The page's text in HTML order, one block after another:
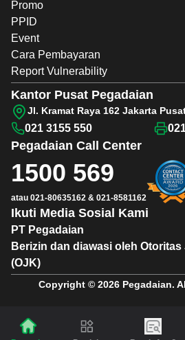
Promo
PPID
Event
Cara Pembayaran
Report Vulnerability
PT Pegadaian
Berizin dan diawasi oleh
(OJK)
Ikuti Media Sosial Kami
Pegadaian Call Center
1500 569
atau 021-80635162 & 021-8581162
Kantor Pusat Pegadaian
Jl. Kramat Raya 162 Jakarta
021 3155 550
Copyright © 2026 Pegadaian.